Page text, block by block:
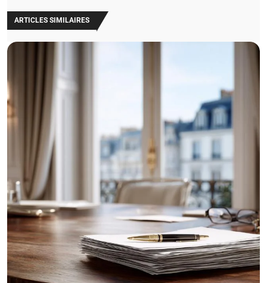
ARTICLES SIMILAIRES